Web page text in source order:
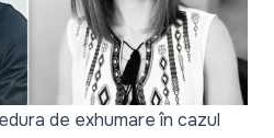
de exhumareîn cazul